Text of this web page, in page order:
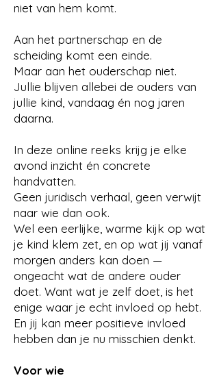
niet van hem komt.
Aan het partnerschap en de
scheiding komt een einde.
Maar aan het ouderschap niet.
Jullie blijven allebei de ouders van
jullie kind, vandaag én nog jaren
daarna.
In deze online reeks krijg je elke
avond inzicht én concrete
handvatten.
Geen juridisch verhaal, geen verwijt
naar wie dan ook.
Wel een eerlijke, warme kijk op wat
je kind klem zet, en op wat jij vanaf
morgen anders kan doen —
ongeacht wat de andere ouder
doet. Want wat je zelf doet, is het
enige waar je echt invloed op hebt.
En jij kan meer positieve invloed
hebben dan je nu misschien denkt.​
Voor wie